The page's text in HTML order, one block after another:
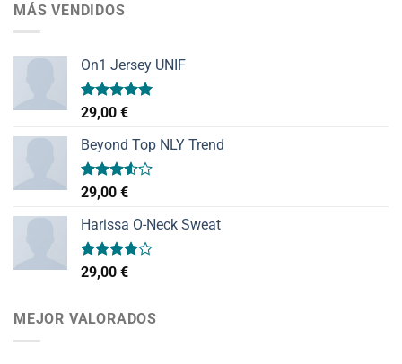
MÁS VENDIDOS
On1 Jersey UNIF
Valorado
con
de 5
29,00 €
Beyond Top NLY Trend
Valorado
con
3.50de
5
29,00 €
Harissa O-Neck Sweat
Valorado
con
29,00 €
MEJOR VALORADOS